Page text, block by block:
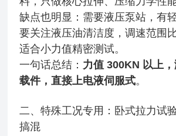
缺点也明显：需要液压泵站，有
要关注液压油清洁度，调速范围
适合小力值精密测试。
一句话总结： 力值 300KN 以上
载件，直接上电液伺服式。
二、特殊工况专用：卧式拉力试
搞混